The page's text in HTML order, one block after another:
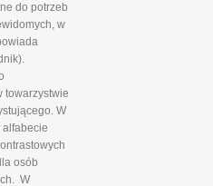
do potrzeb
w
towarzystwie
W
alfabecie
osób
W